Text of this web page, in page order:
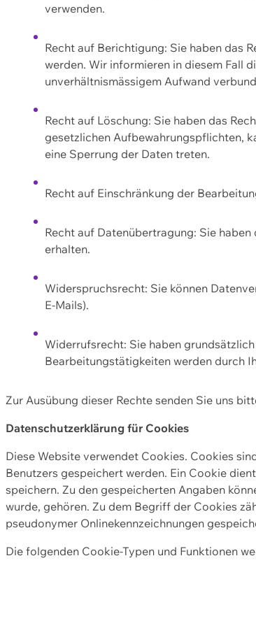
verwenden.
Recht auf Berichtigung: Sie haben das
werden. Wir informieren in diesem Fall
unverhältnismässigem Aufwand
Recht auf Löschung: Sie haben das
gesetzlichen Aufbewahrungspflichten,
eine Sperrung der Daten treten.
Recht auf Einschränkung der
Recht auf Datenübertragung: Sie
erhalten.
Widerspruchsrecht: Sie können
E-Mails).
Widerrufsrecht: Sie haben
Bearbeitungstätigkeiten werden durch
Zur Ausübung dieser Rechte senden Sie uns
Datenschutzerklärung für Cookies
Diese Website verwendet Cookies. Cookies
Benutzers gespeichert werden. Ein Cookie
speichern. Zu den gespeicherten Angaben
wurde, gehören. Zu dem Begriff der Cookies
pseudonymer Onlinekennzeichnungen
Die folgenden Cookie-Typen und Funktionen